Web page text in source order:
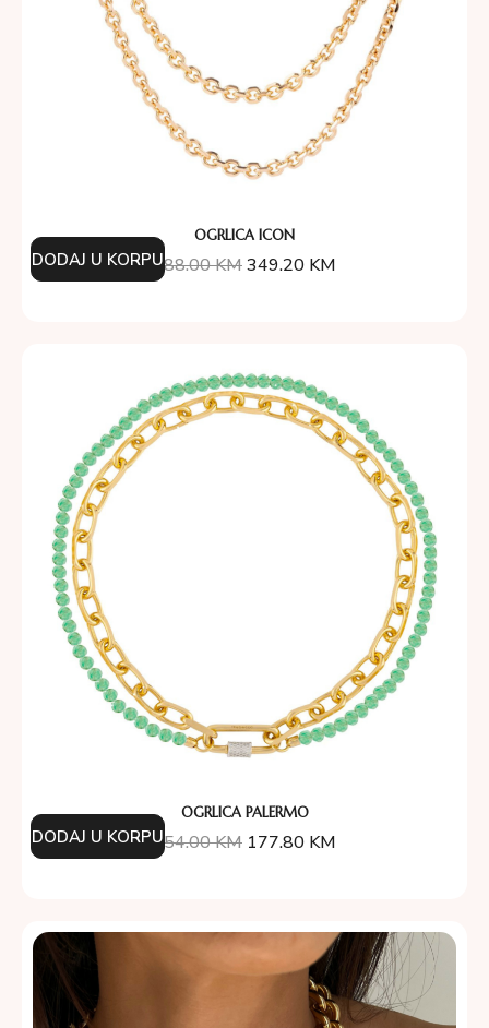
OGRLICA ICON
388.00KM349.20 KM
DODAJ U KORPU
OGRLICA PALERMO
254.00KM 177.80 KM
DODAJ U KORPU